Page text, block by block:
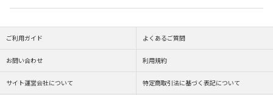
ご利用ガイド よくあるご質問
お問い合わせ 利用規約
サイト運営会社について 特定商取引法に基づく表記について